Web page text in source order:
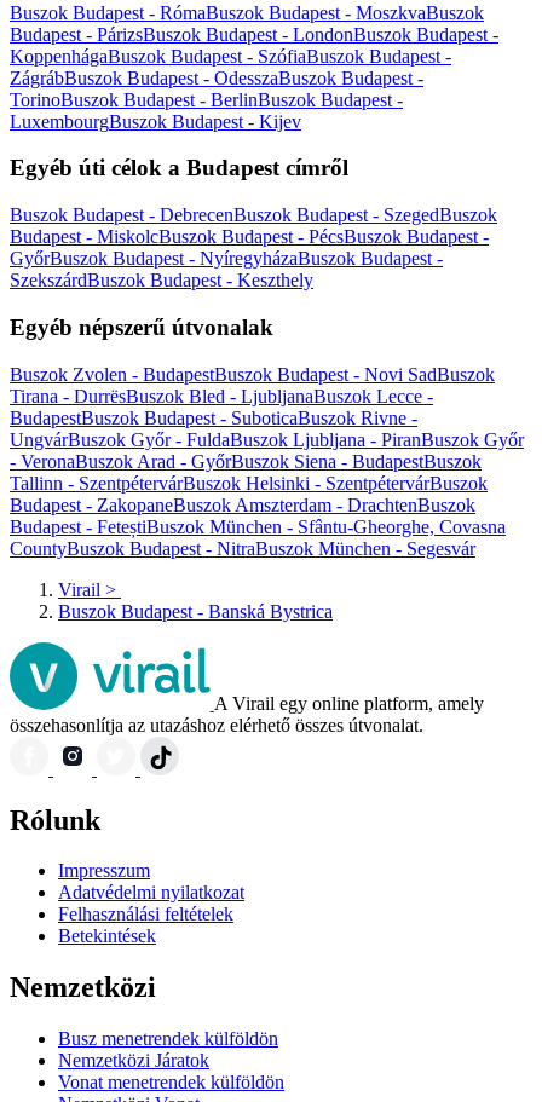
Buszok Budapest - RómaBuszok Budapest - MoszkvaBuszok
Budapest - PárizsBuszok Budapest - LondonBuszok Budapest -
KoppenhágaBuszok Budapest - SzófiaBuszok Budapest -
ZágrábBuszok Budapest - OdesszaBuszok Budapest -
TorinoBuszok Budapest - BerlinBuszok Budapest -
LuxembourgBuszok Budapest - Kijev
Egyéb úti célok a Budapest címről
Buszok Budapest - DebrecenBuszok Budapest - SzegedBuszok
Budapest - MiskolcBuszok Budapest - PécsBuszok Budapest -
GyőrBuszok Budapest - NyíregyházaBuszok Budapest -
SzekszárdBuszok Budapest - Keszthely
Egyéb népszerű útvonalak
Buszok Zvolen - BudapestBuszok Budapest - Novi SadBuszok
Tirana - DurrësBuszok Bled - LjubljanaBuszok Lecce -
BudapestBuszok Budapest - SuboticaBuszok Rivne -
UngvárBuszok Győr - FuldaBuszok Ljubljana - PiranBuszok Győr
- VeronaBuszok Arad - GyőrBuszok Siena - BudapestBuszok
Tallinn - SzentpétervárBuszok Helsinki - SzentpétervárBuszok
Budapest - ZakopaneBuszok Amszterdam - DrachtenBuszok
Budapest - FeteștiBuszok München - Sfântu-Gheorghe, Covasna
CountyBuszok Budapest - NitraBuszok München - Segesvár
Virail >
Buszok Budapest - Banská Bystrica
A Virail egy online platform, amely
összehasonlítja az utazáshoz elérhető összes útvonalat.
Rólunk
Impresszum
Adatvédelmi nyilatkozat
Felhasználási feltételek
Betekintések
Nemzetközi
Busz menetrendek külföldön
Nemzetközi Járatok
Vonat menetrendek külföldön